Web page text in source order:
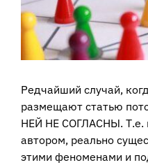
Редчайший случай,
размещают статью
НЕЙ НЕ СОГЛАСНЫ. Т.е.
автором, реально
этими феноменами и